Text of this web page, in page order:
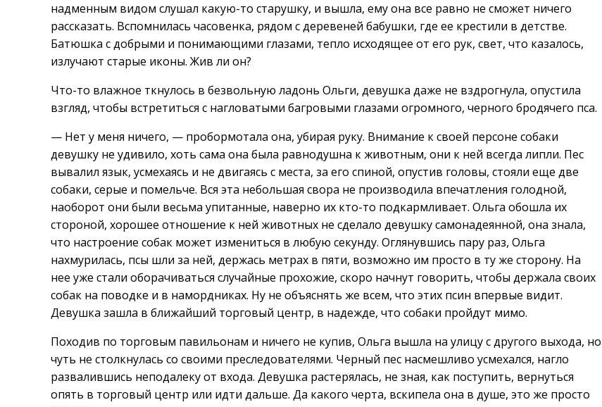
надменным видом слушал какую-то старушку, и вышла, ему она все равно не сможет ничего
рассказать. Вспомнилась часовенка, рядом с деревеней бабушки, где ее крестили в детстве.
Батюшка с добрыми и понимающими глазами, тепло исходящее от его рук, свет, что казалось,
излучают старые иконы. Жив ли он?
Что-то влажное ткнулось в безвольную ладонь Ольги, девушка даже не вздрогнула, опустила
взгляд, чтобы встретиться с нагловатыми багровыми глазами огромного, черного бродячего пса.
— Нет у меня ничего, — пробормотала она, убирая руку. Внимание к своей персоне собаки
девушку не удивило, хоть сама она была равнодушна к животным, они к ней всегда липли. Пес
вывалил язык, усмехаясь и не двигаясь с места, за его спиной, опустив головы, стояли еще две
собаки, серые и помельче. Вся эта небольшая свора не производила впечатления голодной,
наоборот они были весьма упитанные, наверно их кто-то подкармливает. Ольга обошла их
стороной, хорошее отношение к ней животных не сделало девушку самонадеянной, она знала,
что настроение собак может измениться в любую секунду. Оглянувшись пару раз, Ольга
нахмурилась, псы шли за ней, держась метрах в пяти, возможно им просто в ту же сторону. На
нее уже стали оборачиваться случайные прохожие, скоро начнут говорить, чтобы держала своих
собак на поводке и в намордниках. Ну не объяснять же всем, что этих псин впервые видит.
Девушка зашла в ближайший торговый центр, в надежде, что собаки пройдут мимо.
Походив по торговым павильонам и ничего не купив, Ольга вышла на улицу с другого выхода, но
чуть не столкнулась со своими преследователями. Черный пес насмешливо усмехался, нагло
развалившись неподалеку от входа. Девушка растерялась, не зная, как поступить, вернуться
опять в торговый центр или идти дальше. Да какого черта, вскипела она в душе, это же просто